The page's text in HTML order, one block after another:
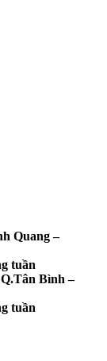
Quang –
tuần
Bình –
tuần